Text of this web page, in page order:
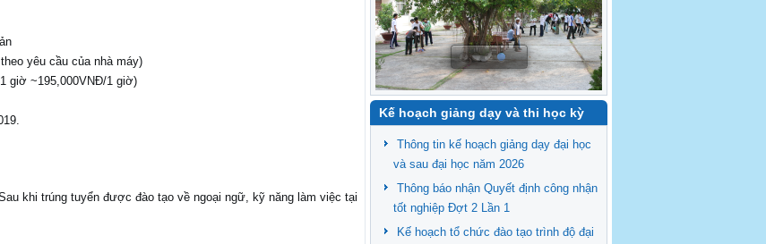
yêu cầu của nhà máy)
giờ ~195,000VNĐ/1 giờ)
khi trúng tuyển được đào tạo về ngoại ngữ, kỹ năng làm việc tại
Kế hoạch giảng dạy và thi học kỳ
Thông tin kế hoạch giảng dạy đại học
và sau đại học năm 2026
Thông báo nhận Quyết định công nhận
tốt nghiệp Đợt 2 Lần 1
Kế hoạch tổ chức đào tạo trình độ đại